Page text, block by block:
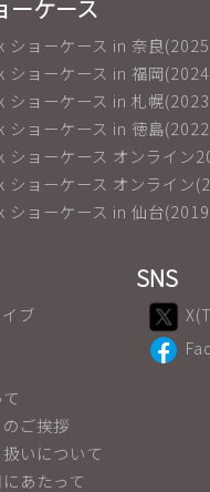
ーケース
ョーケース in 奈良
ョーケース in 福岡
ョーケース in 札幌
ョーケース in 徳島
ョーケース オンライン
ョーケース オンライン
ョーケース in 仙台
ブ
ご挨拶
いについて
あたって
SNS